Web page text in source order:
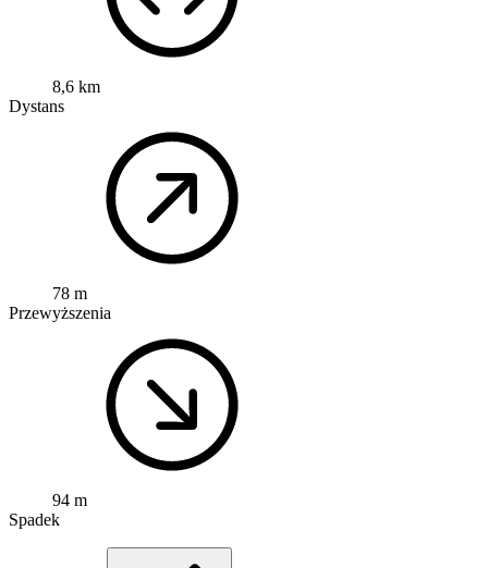
8,6 km
Dystans
78 m
Przewyższenia
94 m
Spadek